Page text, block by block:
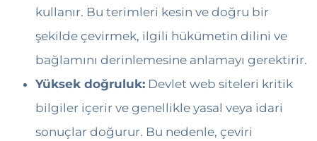
kullanır. Bu terimleri kesin ve doğru bir
şekilde çevirmek, ilgili hükümetin dilini ve
bağlamını derinlemesine anlamayı gerektirir.
Yüksek doğruluk: Devlet web siteleri kritik
bilgiler içerir ve genellikle yasal veya idari
sonuçlar doğurur. Bu nedenle, çeviri